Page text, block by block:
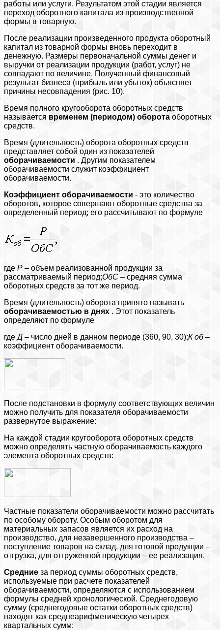
работы или услуги. Результатом этой стадии является
переход оборотного капитала из производственной
формы в товарную.
После реализации произведенного продукта оборотный
капитал из товарной формы вновь переходит в
денежную. Размеры первоначальной суммы денег и
выручки от реализации продукции (работ, услуг) не
совпадают по величине. Полученный финансовый
результат бизнеса (прибыль или убыток) объясняет
причины несовпадения (рис. 10).
Время полного кругооборота оборотных средств
называется временем (периодом) оборота оборотных
средств.
Время (длительность) оборота оборотных средств
представляет собой один из показателей
оборачиваемости . Другим показателем
оборачиваемости служит коэффициент
оборачиваемости.
Коэффициент оборачиваемости - это количество
оборотов, которое совершают оборотные средства за
определенный период; его рассчитывают по формуле
где Р – объем реализованной продукции за
рассматриваемый период;ОбС – средняя сумма
оборотных средств за тот же период.
Время (длительность) оборота принято называть
оборачиваемостью в днях . Этот показатель
определяют по формуле
гдеД – число дней в данном периоде (360, 90, 30);Коб–
коэффициент оборачиваемости.
После подстановки в формулу соответствующих величин
можно получить для показателя оборачиваемости
развернутое выражение:
На каждой стадии кругооборота оборотных средств
можно определять частную оборачиваемость каждого
элемента оборотных средств:
Частные показатели оборачиваемости можно рассчитать
по особому обороту. Особым оборотом для
материальных запасов является их расход на
производство, для незавершенного производства –
поступление товаров на склад, для готовой продукции –
отгрузка, для отгруженной продукции – ее реализация.
Средние за период суммы оборотных средств,
используемые при расчете показателей
оборачиваемости, определяются с использованием
формулы средней хронологической. Среднегодовую
сумму (среднегодовые остатки оборотных средств)
находят как среднеарифметическую четырех
квартальных сумм: